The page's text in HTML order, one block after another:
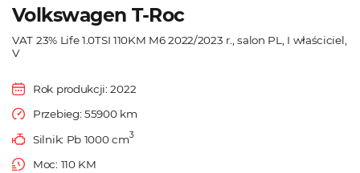
Volkswagen T-Roc
VAT 23% Life 1.0TSI 110KM M6 2022/2023 r., salon PL, I właściciel,
V
Rok produkcji: 2022
Przebieg: 55900 km
Silnik: Pb 1000 cm3
Moc: 110 KM